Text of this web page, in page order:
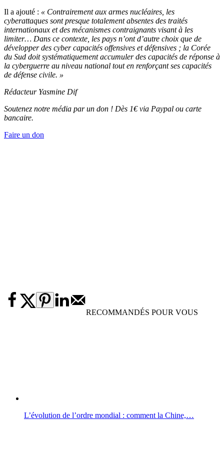
Il a ajouté : « Contrairement aux armes nucléaires, les
cyberattaques sont presque totalement absentes des traités
internationaux et des mécanismes contraignants visant à les
limiter… Dans ce contexte, les pays n’ont d’autre choix que de
développer des cyber capacités offensives et défensives ; la Corée
du Sud doit systématiquement accumuler des capacités de réponse à
la cyberguerre au niveau national tout en renforçant ses capacités
de défense civile. »
Rédacteur Yasmine Dif
Soutenez notre média par un don ! Dès 1€ via Paypal ou carte
bancaire.
Faire un don
RECOMMANDÉS POUR VOUS
L’évolution de l’ordre mondial : comment la Chine,…